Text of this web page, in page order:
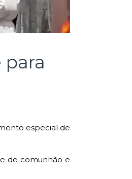
especial de
de comunhão e